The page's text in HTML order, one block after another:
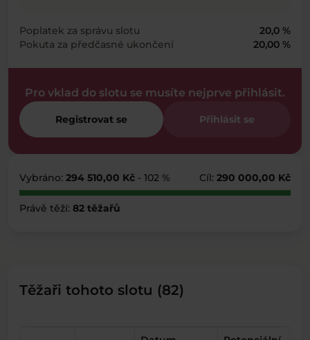
Poplatek za správu slotu
20,0 %
Pokuta za předčasné ukončení
20,00 %
Pro vklad do slotu se musíte nejprve přihlásit.
Registrovat se Přihlásit se
Vybráno: 294 510,00 Kč - 102 % Cíl: 290 000,00 Kč
Právě těží: 82 těžařů
Těžaři tohoto slotu (82)